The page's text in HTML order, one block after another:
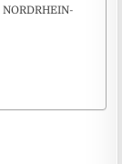
NORDRHEIN-